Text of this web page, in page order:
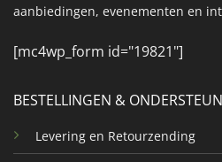
BESTELLINGEN &
Levering en Retourzending
aanbiedingen, evenementen en
[mc4wp_form id="19821"]